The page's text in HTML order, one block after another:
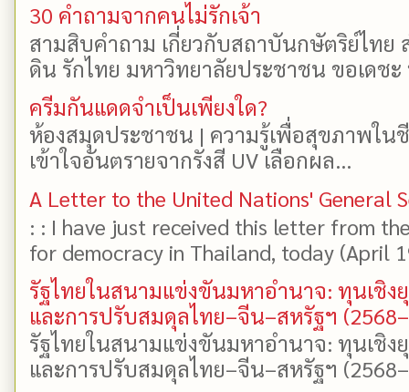
30 คำถามจากคนไม่รักเจ้า
สามสิบคำถาม เกี่ยวกับสถาบันกษัตริย์ไทย
ดิน รักไทย มหาวิทยาลัยประชาชน ขอเดช
ครีมกันแดดจำเป็นเพียงใด?
ห้องสมุดประชาชน | ความรู้เพื่อสุขภาพใน
เข้าใจอันตรายจากรังสี UV เลือกผล...
A Letter to the United Nations' General
: : I have just received this letter from
for democracy in Thailand, today (April
รัฐไทยในสนามแข่งขันมหาอำนาจ: ทุนเชิง
และการปรับสมดุลไทย–จีน–สหรัฐฯ
รัฐไทยในสนามแข่งขันมหาอำนาจ: ทุนเชิง
และการปรับสมดุลไทย–จีน–สหรัฐฯ